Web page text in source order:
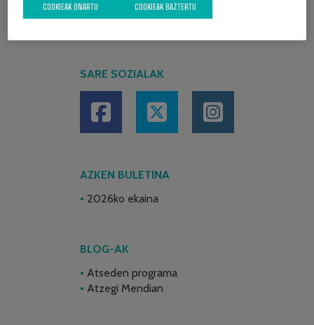
SARE SOZIALAK
AZKEN BULETINA
2026ko ekaina
BLOG-AK
Atseden programa
Atzegi Mendian
COOKIEAK BAZTERTU
COOKIEAK ONARTU